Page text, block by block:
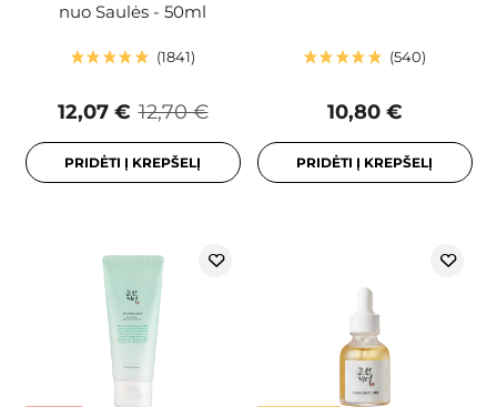
nuo Saulės - 50ml
1841
12,70 €
12,07 €
PRIDĖTI Į KREPŠELĮ
540
10,80 €
PRIDĖTI Į KREPŠELĮ